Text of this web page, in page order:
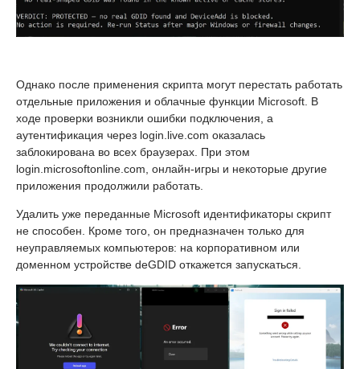
Однако после применения скрипта могут перестать работать
отдельные приложения и облачные функции Microsoft. В
ходе проверки возникли ошибки подключения, а
аутентификация через login.live.com оказалась
заблокирована во всех браузерах. При этом
login.microsoftonline.com, онлайн-игры и некоторые другие
приложения продолжили работать.
Удалить уже переданные Microsoft идентификаторы скрипт
не способен. Кроме того, он предназначен только для
неуправляемых компьютеров: на корпоративном или
доменном устройстве deGDID откажется запускаться.